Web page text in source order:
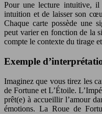
Pour une lecture intuitive, il
intuition et de laisser son
Chaque carte possède une
peut varier en fonction de la
compte le contexte du tirage
Exemple
Imaginez que vous tirez les
de Fortune et L’Étoile.
prêt(e) à accueillir l’amour
émotions. La Roue de